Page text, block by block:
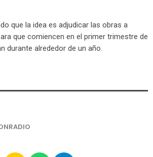
que la idea es adjudicar las obras a
que comiencen en el primer trimestre de
durante alrededor de un año.